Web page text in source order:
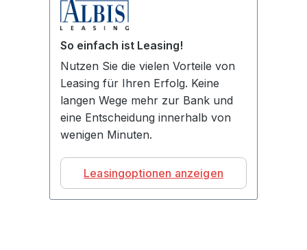
So einfach ist Leasing!
Nutzen Sie die vielen Vorteile von
Leasing für Ihren Erfolg. Keine
langen Wege mehr zur Bank und
eine Entscheidung innerhalb von
wenigen Minuten.
Leasingoptionen anzeigen